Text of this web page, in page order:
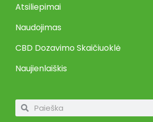
Atsiliepimai
Naudojimas
CBD Dozavimo Skaičiuoklė
Naujienlaiškis